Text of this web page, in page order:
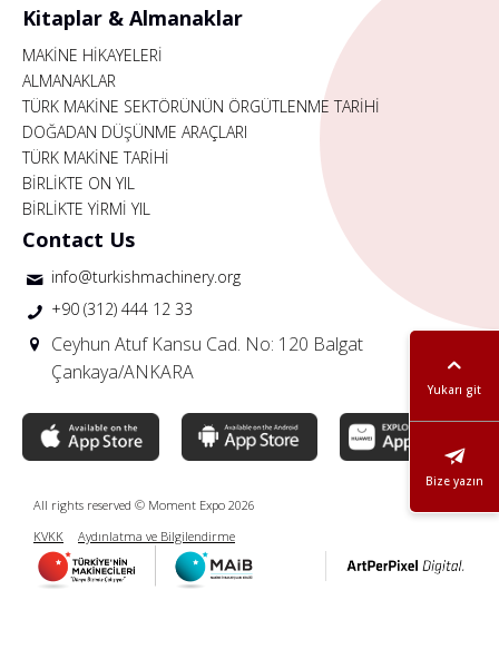
Yukarı git
Bize yazın
Kitaplar & Almanaklar
MAKİNE HİKAYELERİ
ALMANAKLAR
TÜRK MAKİNE SEKTÖRÜNÜN ÖRGÜTLENME TARİHİ
DOĞADAN DÜŞÜNME ARAÇLARI
TÜRK MAKİNE TARİHİ
BİRLİKTE ON YIL
BİRLİKTE YİRMİ YIL
Contact Us
info@turkishmachinery.org
+90 (312) 444 12 33
Ceyhun Atuf Kansu Cad. No: 120 Balgat
Çankaya/ANKARA
All rights reserved © Moment Expo 2026
KVKK
Aydınlatma ve Bilgilendirme